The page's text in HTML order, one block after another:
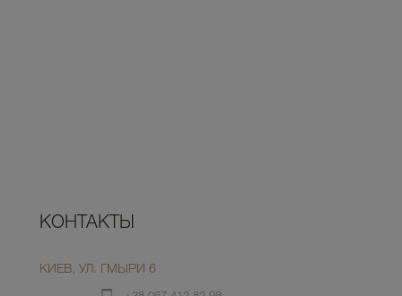
КОНТАКТЫ
КИЕВ, УЛ. ГМЫРИ 6